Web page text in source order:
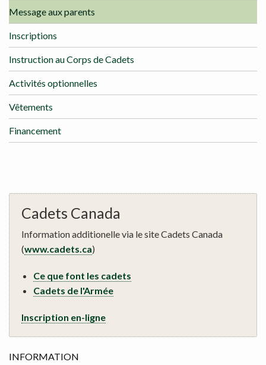
RECHERCHE
Message aux parents
Inscriptions
Instruction au Corps de Cadets
Activités optionnelles
Vêtements
Financement
Cadets Canada
Information additionelle via le site Cadets Canada
(www.cadets.ca)
Ce que font les cadets
Cadets de l'Armée
Inscription en-ligne
INFORMATION